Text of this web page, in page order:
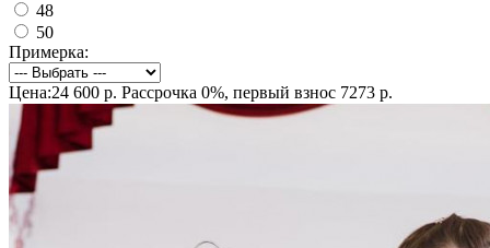
48
50
Примерка:
Цена:24 600 р. Рассрочка 0%, первый взнос 7273 р.